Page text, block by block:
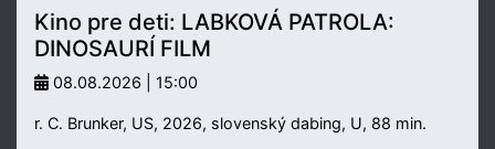
Kino pre deti: LABKOVÁ PATROLA:
DINOSAURÍ FILM
08.08.2026 | 15:00
r. C. Brunker, US, 2026, slovenský dabing, U, 88 min.